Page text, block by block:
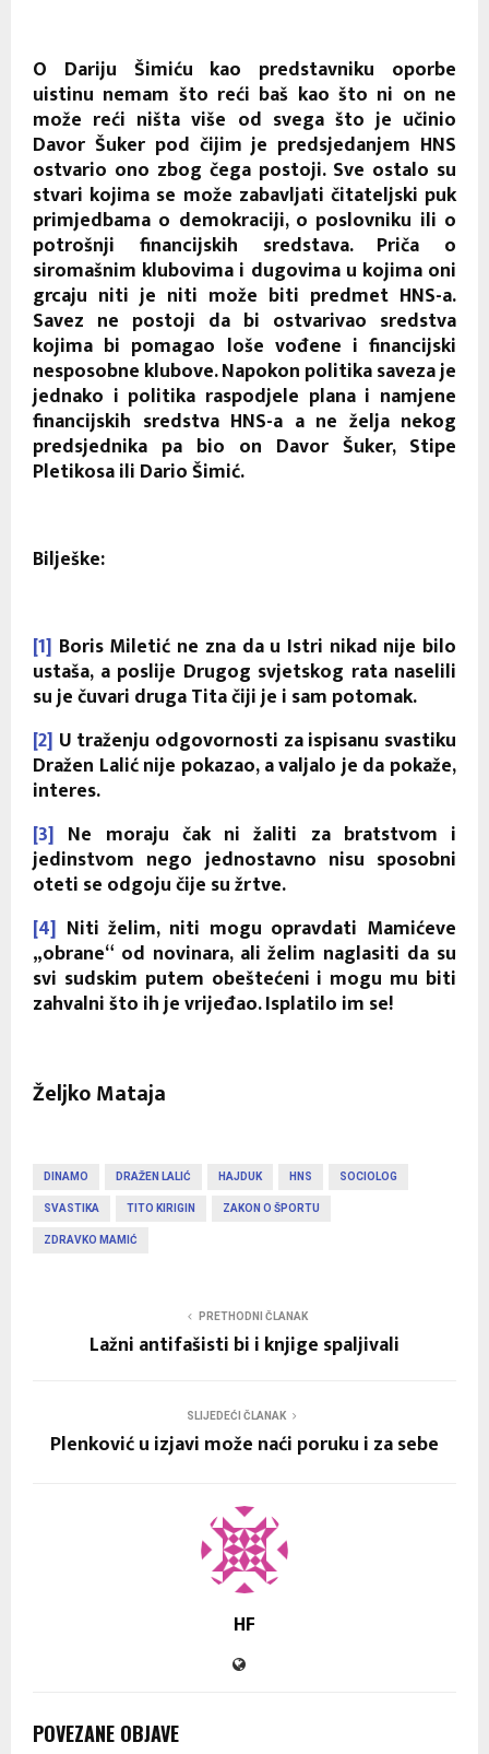
O Dariju Šimiću kao predstavniku oporbe
uistinu nemam što reći baš kao što ni on ne
može reći ništa više od svega što je učinio
Davor Šuker pod čijim je predsjedanjem HNS
ostvario ono zbog čega postoji. Sve ostalo su
stvari kojima se može zabavljati čitateljski puk
primjedbama o demokraciji, o poslovniku ili o
potrošnji financijskih sredstava. Priča o
siromašnim klubovima i dugovima u kojima oni
grcaju niti je niti može biti predmet HNS-a.
Savez ne postoji da bi ostvarivao sredstva
kojima bi pomagao loše vođene i financijski
nesposobne klubove. Napokon politika saveza je
jednako i politika raspodjele plana i namjene
financijskih sredstva HNS-a a ne želja nekog
predsjednika pa bio on Davor Šuker, Stipe
Pletikosa ili Dario Šimić.
Bilješke:
[1] Boris Miletić ne zna da u Istri nikad nije bilo
ustaša, a poslije Drugog svjetskog rata naselili
su je čuvari druga Tita čiji je i sam potomak.
[2] U traženju odgovornosti za ispisanu svastiku
Dražen Lalić nije pokazao, a valjalo je da pokaže,
interes.
[3] Ne moraju čak ni žaliti za bratstvom i
jedinstvom nego jednostavno nisu sposobni
oteti se odgoju čije su žrtve.
[4] Niti želim, niti mogu opravdati Mamićeve
„obrane“ od novinara, ali želim naglasiti da su
svi sudskim putem obeštećeni i mogu mu biti
zahvalni što ih je vrijeđao. Isplatilo im se!
Željko Mataja
DINAMO DRAŽEN LALIĆ HAJDUK HNS SOCIOLOG
SVASTIKA TITO KIRIGIN ZAKON O ŠPORTU
ZDRAVKO MAMIĆ
PRETHODNI ČLANAK
Lažni antifašisti bi i knjige spaljivali
SLIJEDEĆI ČLANAK
Plenković u izjavi može naći poruku i za sebe
HF
POVEZANE OBJAVE